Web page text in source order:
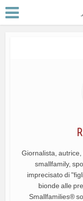
Giornalista,
smallfamily,
imprecisato di
bionde alle
Smallfamilies®